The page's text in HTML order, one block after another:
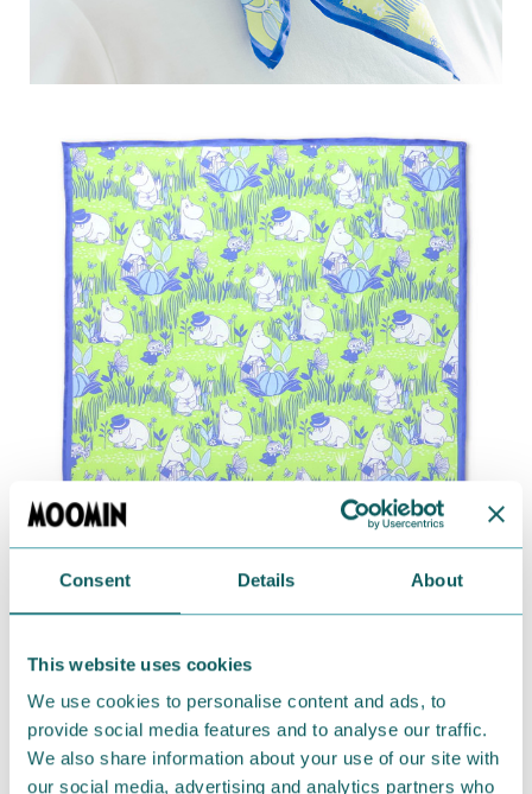
Consent Details About
This website uses cookies
We use cookies to personalise content and ads, to
provide social media features and to analyse our traffic.
We also share information about your use of our site with
our social media, advertising and analytics partners who
様々な用途で使える、総柄デザインのスカーフです。
コーディネートのアクセントにはもちろん、バッグのハ
ンドルに巻いたり、物を包むのにもぴったり。
そのほかインテリアの目隠しや、贈り物にもおすすめ
です。